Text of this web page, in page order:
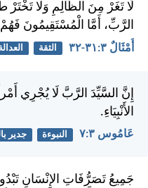
لَا تَغَرْ مِنَ الظَّالِمِ وَلا
الرَّبِّ، أَمَّا الْمُسْتَقِيمُونَ
أَمْثَالٌ ٣:‏٣١-‏٣٢ الثقة
إِنَّ السَّيِّدَ الرَّبَّ لَا يُجْرِي
الأَنْبِيَاءِ.
عَامُوس ٣:‏٧ النبوءة جدير
جَمِيعُ تَصَرُّفَاتِ الإِنْسَانِ